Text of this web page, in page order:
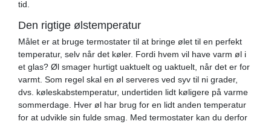
tid.
Den rigtige ølstemperatur
Målet er at bruge termostater til at bringe ølet til en perfekt
temperatur, selv når det køler. Fordi hvem vil have varm øl i
et glas? Øl smager hurtigt uaktuelt og uaktuelt, når det er for
varmt. Som regel skal en øl serveres ved syv til ni grader,
dvs. køleskabstemperatur, undertiden lidt køligere på varme
sommerdage. Hver øl har brug for en lidt anden temperatur
for at udvikle sin fulde smag. Med termostater kan du derfor